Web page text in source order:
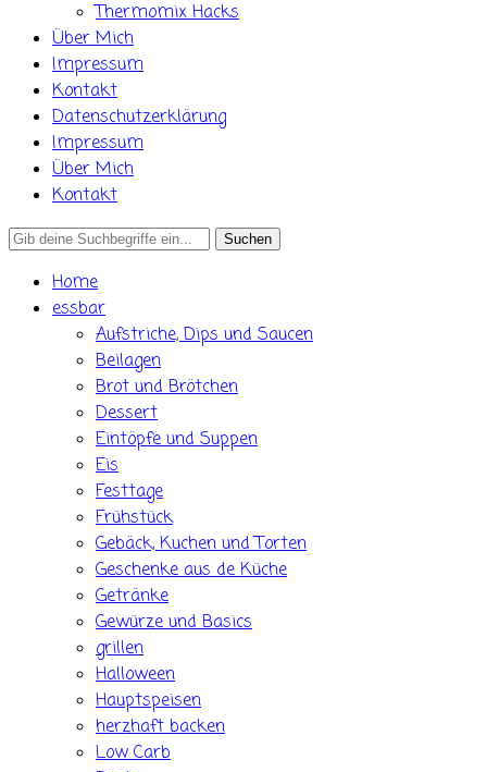
Thermomix Hacks
Über Mich
Impressum
Kontakt
Datenschutzerklärung
Impressum
Über Mich
Kontakt
Search
Home
essbar
Aufstriche, Dips und Saucen
Beilagen
Brot und Brötchen
Dessert
Eintöpfe und Suppen
Eis
Festtage
Frühstück
Gebäck, Kuchen und Torten
Geschenke aus de Küche
Getränke
Gewürze und Basics
grillen
Halloween
Hauptspeisen
herzhaft backen
Low Carb